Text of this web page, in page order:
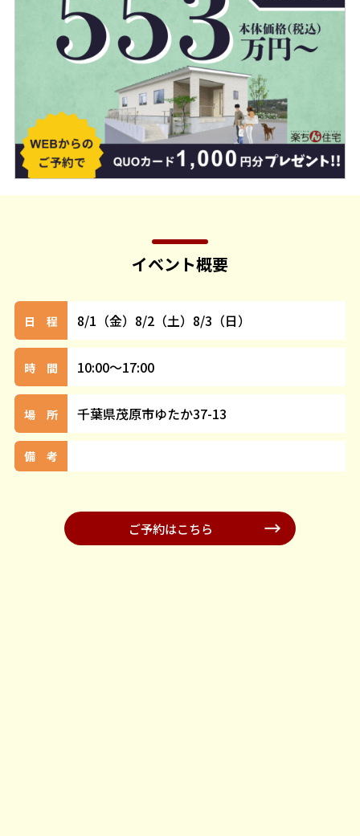
イベント概要
日 程 8/1（金）8/2（土）8/3（日）
時 間 10:00～17:00
場 所 千葉県茂原市ゆたか37-13
備 考
ご予約はこちら